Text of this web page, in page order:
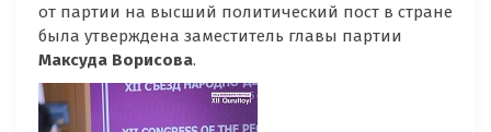
от партии на высший политический пост в стране
была утверждена заместитель главы партии
Максуда Ворисова.